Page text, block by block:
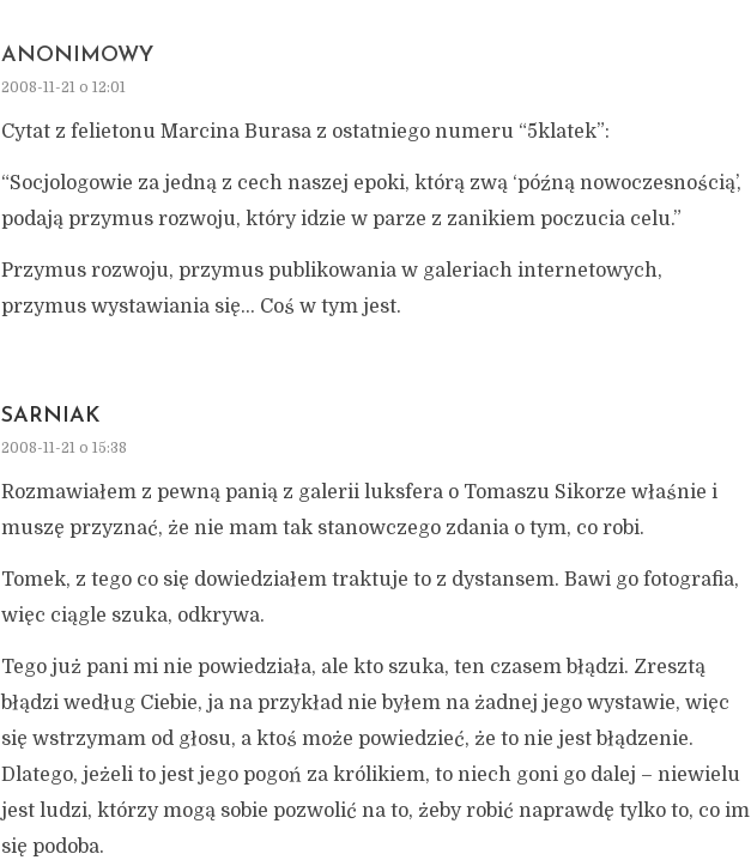
ANONIMOWY
2008-11-21 o 12:01
Cytat z felietonu Marcina Burasa z ostatniego numeru “5klatek”:
“Socjologowie za jedną z cech naszej epoki, którą zwą ‘późną nowoczesnością’,
podają przymus rozwoju, który idzie w parze z zanikiem poczucia celu.”
Przymus rozwoju, przymus publikowania w galeriach internetowych,
przymus wystawiania się… Coś w tym jest.
SARNIAK
2008-11-21 o 15:38
Rozmawiałem z pewną panią z galerii luksfera o Tomaszu Sikorze właśnie i
muszę przyznać, że nie mam tak stanowczego zdania o tym, co robi.
Tomek, z tego co się dowiedziałem traktuje to z dystansem. Bawi go fotografia,
więc ciągle szuka, odkrywa.
Tego już pani mi nie powiedziała, ale kto szuka, ten czasem błądzi. Zresztą
błądzi według Ciebie, ja na przykład nie byłem na żadnej jego wystawie, więc
się wstrzymam od głosu, a ktoś może powiedzieć, że to nie jest błądzenie.
Dlatego, jeżeli to jest jego pogoń za królikiem, to niech goni go dalej – niewielu
jest ludzi, którzy mogą sobie pozwolić na to, żeby robić naprawdę tylko to, co im
się podoba.